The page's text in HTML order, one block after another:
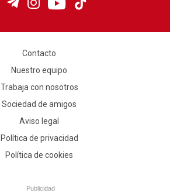
Contacto
Nuestro equipo
Trabaja con nosotros
Sociedad de amigos
Aviso legal
Política de privacidad
Política de cookies
Publicidad